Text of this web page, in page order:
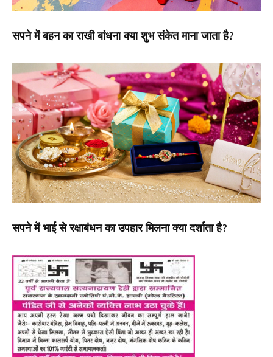
सपने में बहन का राखी बांधना क्या शुभ संकेत माना जाता है?
सपने में भाई से रक्षाबंधन का उपहार मिलना क्या दर्शाता है?